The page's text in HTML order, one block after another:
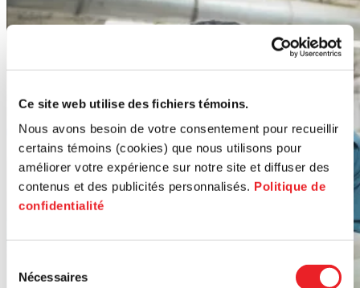
Ce site web utilise des fichiers témoins.
Nous avons besoin de votre consentement pour recueillir
certains témoins (cookies) que nous utilisons pour
améliorer votre expérience sur notre site et diffuser des
contenus et des publicités personnalisés. Politique de
confidentialité
Nécessaires